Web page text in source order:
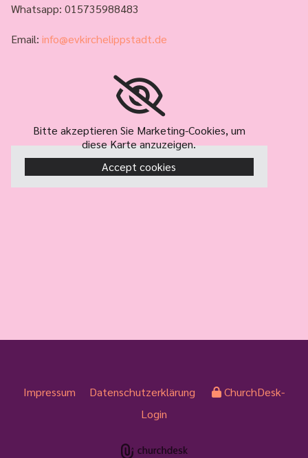
Whatsapp: 015735988483
Email: info@evkirchelippstadt.de
Bitte akzeptieren Sie Marketing-Cookies, um
diese Karte anzuzeigen.
Accept cookies
Impressum Datenschutzerklärung
ChurchDesk-
Login